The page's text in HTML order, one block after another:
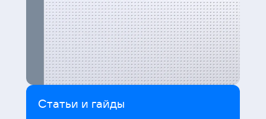
Статьи и гайды